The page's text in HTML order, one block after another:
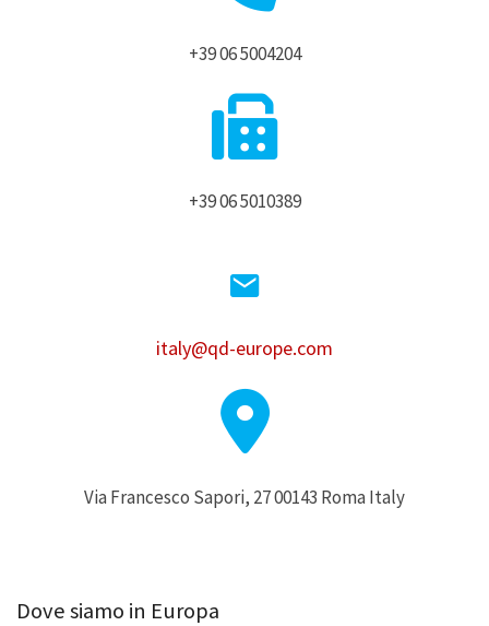
+39 06 5004204
+39 06 5010389
italy@qd-europe.com
Via Francesco Sapori, 27 00143 Roma Italy
Dove siamo in Europa